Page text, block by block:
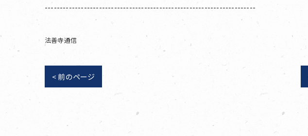
----------------------------------------------------------------------
法善寺通信
< 前のページ